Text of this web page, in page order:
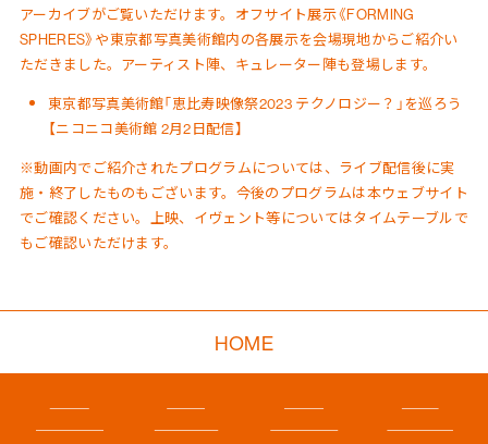
アーカイブがご覧いただけます。オフサイト展示《FORMING
SPHERES》や東京都写真美術館内の各展示を会場現地からご紹介い
ただきました。アーティスト陣、キュレーター陣も登場します。
東京都写真美術館「恵比寿映像祭2023 テクノロジー？」を巡ろう
【ニコニコ美術館 2月2日配信】
※動画内でご紹介されたプログラムについては、ライブ配信後に実
施・終了したものもございます。今後のプログラムは本ウェブサイト
でご確認ください。上映、イヴェント等についてはタイムテーブルで
もご確認いただけます。
HOME